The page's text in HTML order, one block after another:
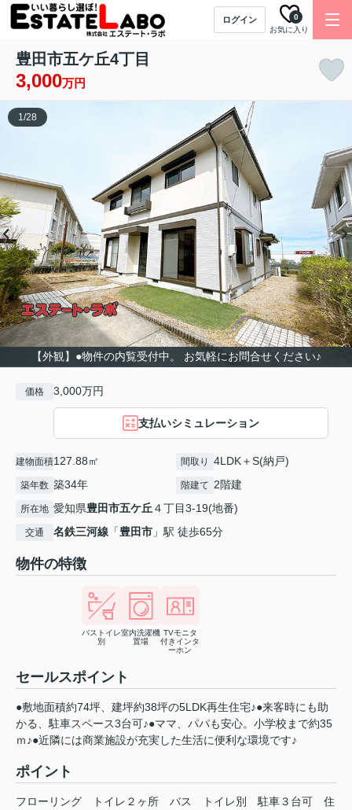
ログイン
お気に入り
0
豊田市五ケ丘4丁目
3,000万円
【外観】●物件の内覧受付中。 お気軽にお問合せください♪
1/28
価格 3,000万円
支払いシミュレーション
建物面積127.88㎡ 間取り 4LDK＋S(納戸)
築年数 築34年 階建て 2階建
所在地 愛知県豊田市五ケ丘４丁目3-19(地番)
交通 名鉄三河線 「豊田市 」駅 徒歩65分
物件の特徴
バストイレ
別
室内洗濯機
置場
TVモニタ
付きインタ
ーホン
セールスポイント
●敷地面積約74坪、建坪約38坪の5LDK再生住宅♪●来客時にも助
かる、駐車スペース3台可♪●ママ、パパも安心。小学校まで約35
ｍ♪●近隣には商業施設が充実した生活に便利な環境です♪
ポイント
フローリング トイレ２ヶ所 バス トイレ別 駐車３台可
住